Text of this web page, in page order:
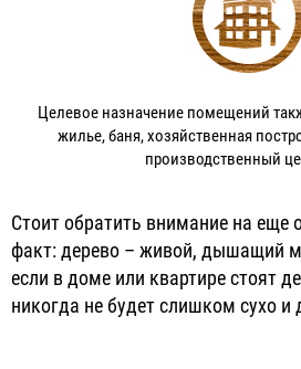
Целевое назначение помещений
жилье, баня, хозяйственная
производственный
Стоит обратить внимание на
факт: дерево – живой, дышащий
если в доме или квартире стоят
никогда не будет слишком сухо и